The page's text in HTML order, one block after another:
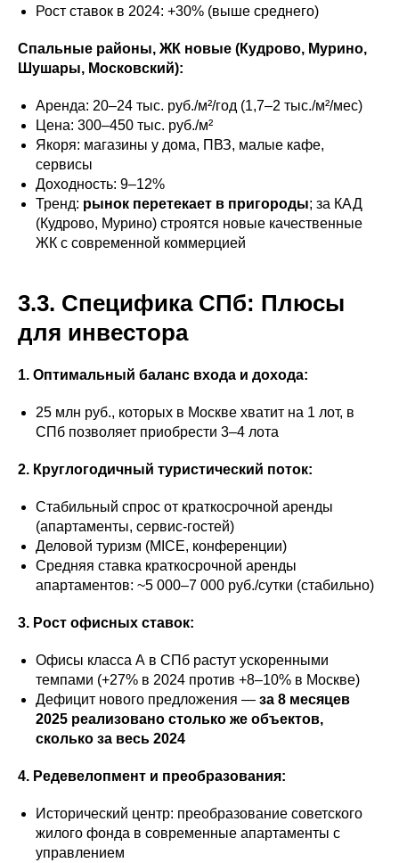
Рост ставок в 2024: +30% (выше среднего)
Спальные районы, ЖК новые (Кудрово, Мурино,
Шушары, Московский):
Аренда: 20–24 тыс. руб./м²/год (1,7–2 тыс./м²/мес)
Цена: 300–450 тыс. руб./м²
Якоря: магазины у дома, ПВЗ, малые кафе,
сервисы
Доходность: 9–12%
Тренд: рынок перетекает в пригороды; за КАД
(Кудрово, Мурино) строятся новые качественные
ЖК с современной коммерцией
3.3. Специфика СПб: Плюсы
для инвестора
1. Оптимальный баланс входа и дохода:
25 млн руб., которых в Москве хватит на 1 лот, в
СПб позволяет приобрести 3–4 лота
2. Круглогодичный туристический поток:
Стабильный спрос от краткосрочной аренды
(апартаменты, сервис-гостей)
Деловой туризм (MICE, конференции)
Средняя ставка краткосрочной аренды
апартаментов: ~5 000–7 000 руб./сутки (стабильно)
3. Рост офисных ставок:
Офисы класса А в СПб растут ускоренными
темпами (+27% в 2024 против +8–10% в Москве)
Дефицит нового предложения — за 8 месяцев
2025 реализовано столько же объектов,
сколько за весь 2024
4. Редевелопмент и преобразования:
Исторический центр: преобразование советского
жилого фонда в современные апартаменты с
управлением